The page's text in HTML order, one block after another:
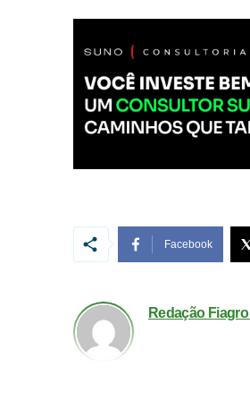
Facebook
Redação Fiagro